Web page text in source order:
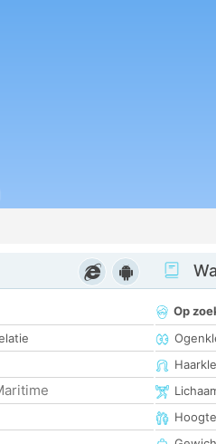
Op
Hoogte